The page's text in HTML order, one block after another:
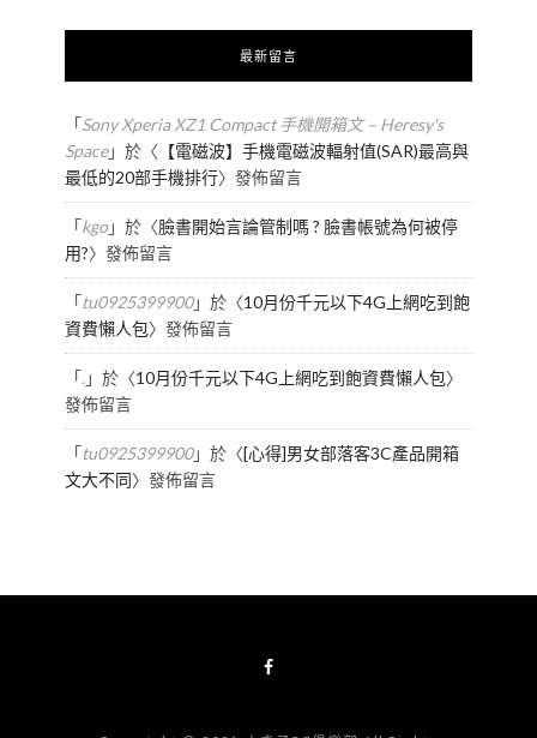
最新留言
「Sony Xperia XZ1 Compact 手機開箱文 – Heresy's
Space」於〈 【電磁波】手機電磁波輻射值(SAR)最高與
最低的20部手機排行〉發佈留言
「kgo」於〈臉書開始言論管制嗎 ? 臉書帳號為何被停
用?〉發佈留言
「tu0925399900」於〈10月份千元以下4G上網吃到飽
資費懶人包〉發佈留言
「.」於〈10月份千元以下4G上網吃到飽資費懶人包〉
發佈留言
「tu0925399900」於〈[心得]男女部落客3C產品開箱
文大不同〉發佈留言